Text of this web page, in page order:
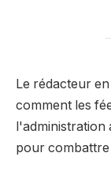
Le rédacteur
comment les
pour combattre